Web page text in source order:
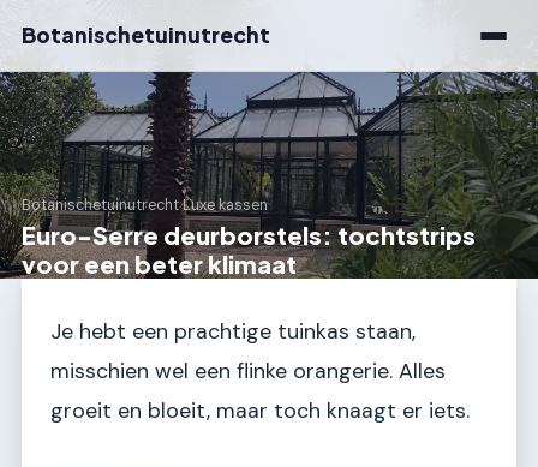
Botanischetuinutrecht
Botanischetuinutrecht›Luxe kassen
Euro-Serre deurborstels: tochtstrips
voor een beter klimaat
Je hebt een prachtige tuinkas staan,
misschien wel een flinke orangerie. Alles
groeit en bloeit, maar toch knaagt er iets.